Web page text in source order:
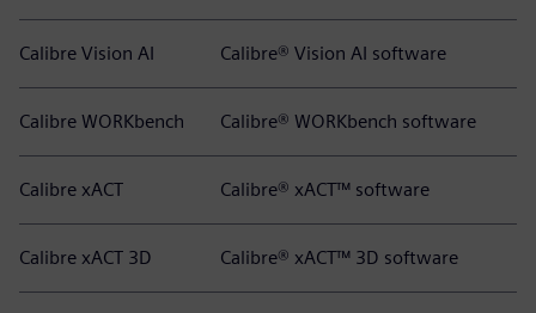
Calibre Vision AI Calibre® Vision AI software
Calibre WORKbench Calibre® WORKbench software
Calibre xACT Calibre® xACT™ software
Calibre xACT 3D Calibre® xACT™ 3D software